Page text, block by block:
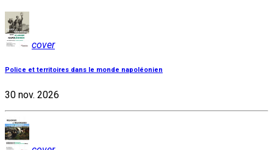
cover
Police et territoires dans le monde napoléonien
30 nov. 2026